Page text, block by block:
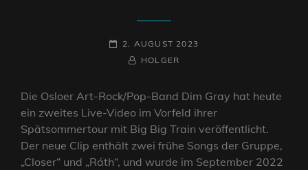
POSTED-
2. AUGUST 2023
BY
BYLINEHOLGER
Die Osloer Art-Rock/Pop-Band Dim Gray hat heute
ein zweites Live-Video im Vorfeld ihrer
Spätsommertour mit Big Big Train veröffentlicht.
Der neue Clip enthält zwei frühe Songs der Gruppe,
„Closer“ und „Ráth“, und wurde im September 2022